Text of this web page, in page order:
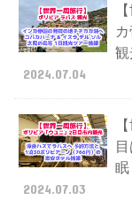
観
2024.07.04
眠
2024.07.03